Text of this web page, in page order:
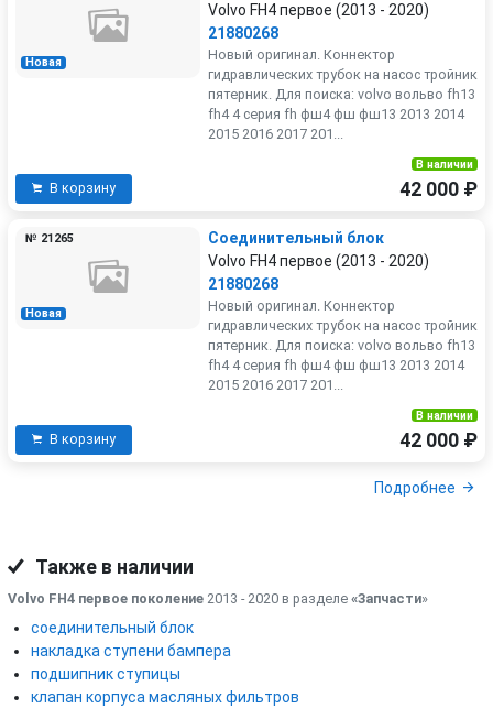
Новая
Volvo FH4 первое (2013 - 2020)
21880268
Новый оригинал. Коннектор
гидравлических трубок на насос тройник
пятерник. Для поиска: volvo вольво fh13
fh4 4 серия fh фш4 фш фш13 2013 2014
2015 2016 2017 201...
В корзину
В наличии
42 000 ₽
Новая
№ 21265
Соединительный блок
Volvo FH4 первое (2013 - 2020)
21880268
Новый оригинал. Коннектор
гидравлических трубок на насос тройник
пятерник. Для поиска: volvo вольво fh13
fh4 4 серия fh фш4 фш фш13 2013 2014
2015 2016 2017 201...
В корзину
В наличии
42 000 ₽
Подробнее
Также в наличии
Volvo FH4 первое поколение 2013 - 2020 в разделе «Запчасти»
соединительный блок
накладка ступени бампера
подшипник ступицы
клапан корпуса масляных фильтров